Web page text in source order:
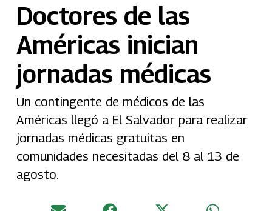
Doctores de las
Américas inician
jornadas médicas
Un contingente de médicos de las
Américas llegó a El Salvador para realizar
jornadas médicas gratuitas en
comunidades necesitadas del 8 al 13 de
agosto.